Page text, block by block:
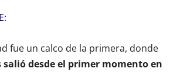
fue un calco de la primera, donde
salió desde el primer momento en